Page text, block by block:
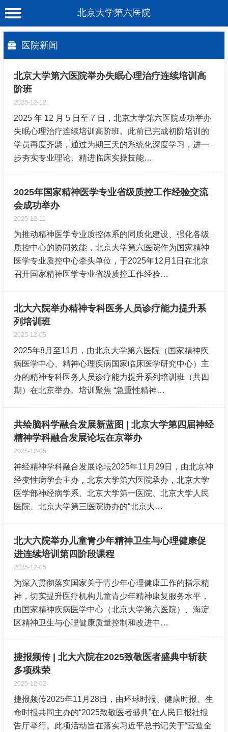
北京大学第六医院
医院概况
工作动态
专家介绍
就诊服务
科学研究
招聘专栏
医院新闻
2025-12-12
北京大学第六医院举办失眠心理治疗连续培训高
阶班
2025 年 12 月 5 日至 7 日，北京大学第六医院成功举办
失眠心理治疗连续培训高阶班。此前已完成初阶培训的
学员再度齐聚，通过为期三天的系统化深度学习，进一
步夯实专业理论、精进临床实操技能…
2025-12-11
2025年国家精神医学专业省级质控工作经验交流
会成功举办
为推动精神医学专业质控体系的同质化建设、强化各级
质控中心的协同效能，北京大学第六医院作为国家精神
医学专业质控中心牵头单位，于2025年12月1日在北京
召开国家精神医学专业省级质控工作经验…
2025-12-05
北大六院举办精神专科医务人员诊疗能力提升系
列培训班
2025年8月至11月，由北京大学第六医院（国家精神疾
病医学中心、精神心理疾病国家临床医学研究中心）主
办的精神专科医务人员诊疗能力提升系列培训班（共四
期）在北京举办。培训聚焦 “急重性精神…
2025-12-05
共绘脑科学融合发展新蓝图 | 北京大学第四届神经
精神学科融合发展论坛在京举办
神经精神学科融合发展论坛2025年11月29日，由北京神
经变性病学会主办，北京大学第六医院承办，北京大学
医学部神经病学系、北京大学第一医院、北京大学人民
医院、北京大学第三医院协办的“北京大…
2025-12-05
北大六院举办儿童青少年精神卫生与心理健康促
进连续培训第四阶段课程
为深入贯彻落实国家关于青少年心理健康工作的指示精
神，切实提升医疗机构儿童青少年精神康复服务水平，
由国家精神疾病医学中心（北京大学第六医院）、海淀
区精神卫生与心理健康质量控制和改进中…
2025-12-02
捷报频传 | 北大六院在2025致敬医者盛典中斩获
多项殊荣
捷报频传2025年11月28日，由环球时报、健康时报、生
命时报共同主办的“2025致敬医者盛典”在人民日报社报
告厅举行。此项活动旨在落实习近平总书记关于“营造全